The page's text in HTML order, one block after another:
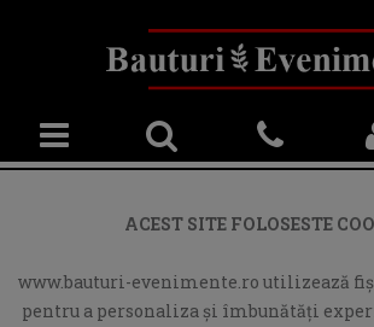
ACEST SITE FOLOSESTE
www.bauturi-evenimente.ro utilizează
pentru a personaliza și îmbunătăți